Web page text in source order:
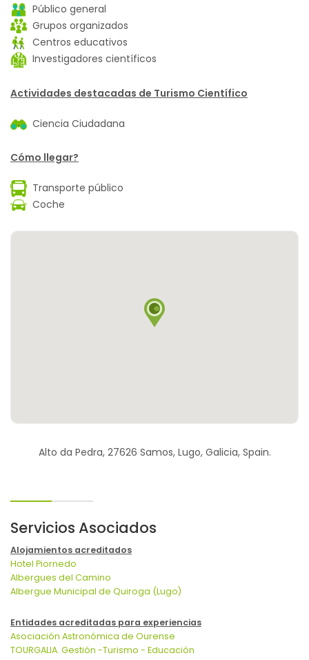
Público general
Grupos organizados
Centros educativos
Investigadores científicos
Actividades destacadas de Turismo Científico
Ciencia Ciudadana
Cómo llegar?
Transporte público
Coche
Alto da Pedra, 27626 Samos, Lugo, Galicia, Spain.
Servicios Asociados
Alojamientos acreditados
Hotel Piornedo
Albergues del Camino
Albergue Municipal de Quiroga (Lugo)
Entidades acreditadas para experiencias
Asociación Astronómica de Ourense
TOURGALIA. Gestión -Turismo - Educación